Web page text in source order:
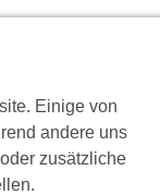
Einige von
andere uns
zusätzliche